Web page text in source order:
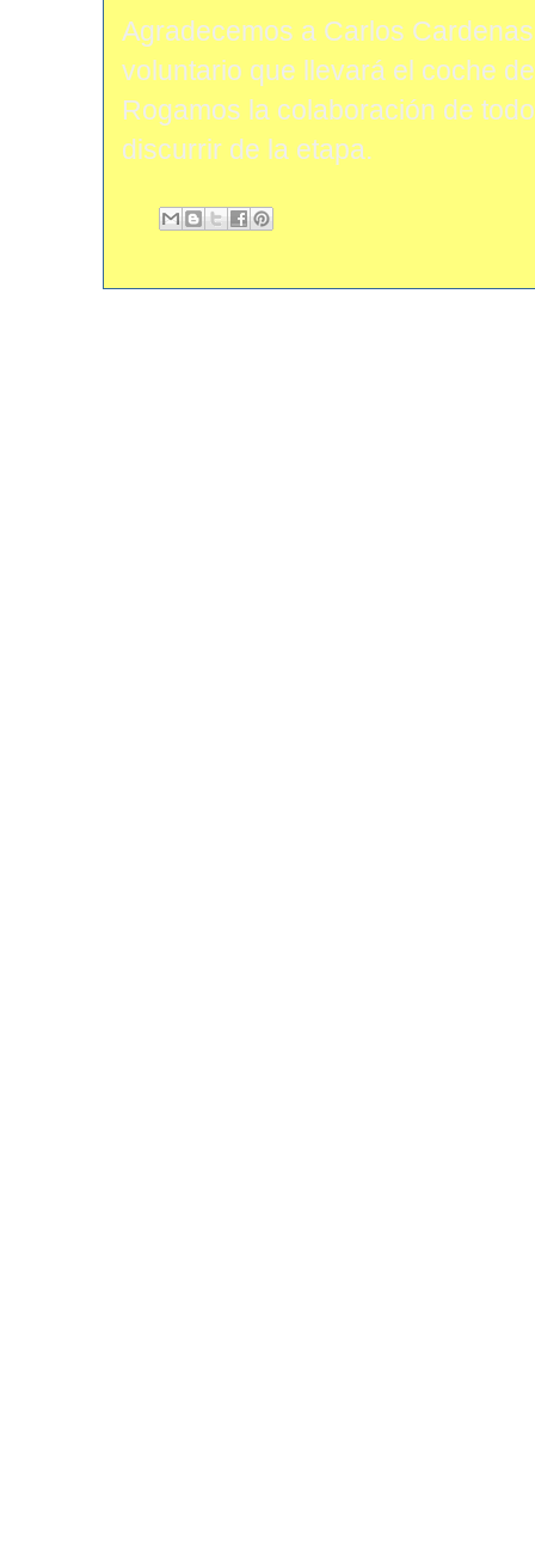
Agradecemos a Carlos
voluntario que llevará el coche
Rogamos la colaboración de
discurrir de la etapa.